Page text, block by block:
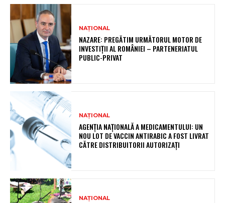
NAȚIONAL
NAZARE: PREGĂTIM URMĂTORUL MOTOR DE
INVESTIȚII AL ROMÂNIEI – PARTENERIATUL
PUBLIC-PRIVAT
NAȚIONAL
AGENȚIA NAȚIONALĂ A MEDICAMENTULUI: UN
NOU LOT DE VACCIN ANTIRABIC A FOST LIVRAT
CĂTRE DISTRIBUITORII AUTORIZAȚI
NAȚIONAL